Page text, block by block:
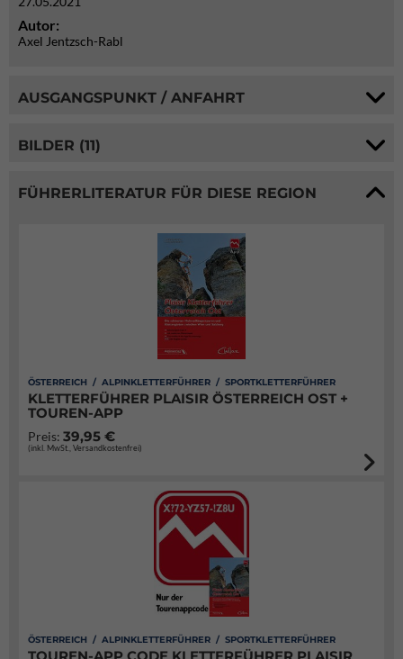
Autor:
Axel Jentzsch-Rabl
AUSGANGSPUNKT / ANFAHRT
BILDER (11)
FÜHRERLITERATUR FÜR DIESE REGION
ÖSTERREICH / ALPINKLETTERFÜHRER / SPORTKLETTERFÜHRER
KLETTERFÜHRER PLAISIR ÖSTERREICH OST +
TOUREN-APP
Preis: 39,95 €
(inkl. MwSt., Versandkostenfrei)
ÖSTERREICH / ALPINKLETTERFÜHRER / SPORTKLETTERFÜHRER